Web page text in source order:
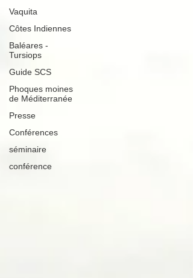
Vaquita
Côtes Indiennes
Baléares -
Tursiops
Guide SCS
Phoques moines
de Méditerranée
Presse
Conférences
séminaire
conférence